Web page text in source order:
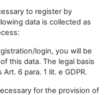
to register by
data is collected as
login, you will be
this data. The legal basis
6 para. 1 lit. e GDPR.
for the provision of